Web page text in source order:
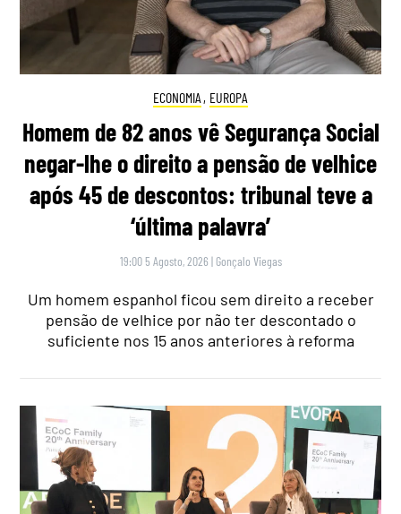
ECONOMIA , EUROPA
Homem de 82 anos vê Segurança Social
negar-lhe o direito a pensão de velhice
após 45 de descontos: tribunal teve a
‘última palavra’
19:00 5 Agosto, 2026 | Gonçalo Viegas
Um homem espanhol ficou sem direito a receber
pensão de velhice por não ter descontado o
suficiente nos 15 anos anteriores à reforma